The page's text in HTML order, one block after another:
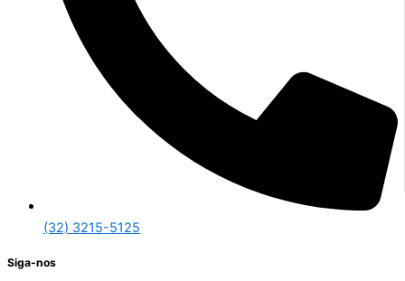
(32) 3215-5125
Siga-nos